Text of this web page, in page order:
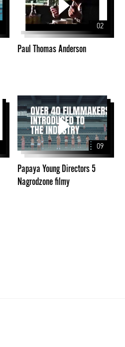
Anderson
02
Paul Thomas Anderson
Papaya
Young
Directors
5
Nagrodzone
09
Papaya Young Directors 5
Nagrodzone filmy